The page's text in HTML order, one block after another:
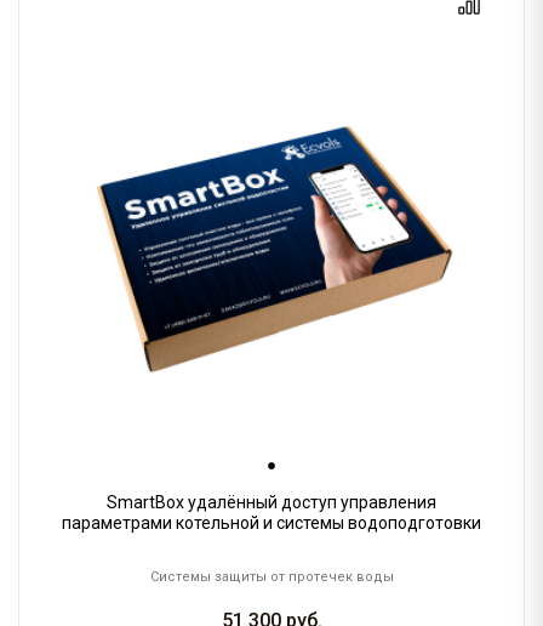
SmartBox удалённый доступ управления
параметрами котельной и системы водоподготовки
Системы защиты от протечек воды
51 300руб.